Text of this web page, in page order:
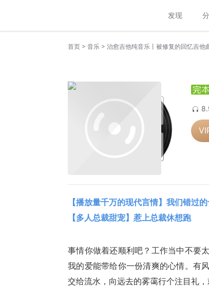
发现
首页 > 音乐 > 治愈吉他纯音乐丨被修复的回忆吉他
【播放量千万的现代言情】我们错过
【多人总裁甜宠】惹上总裁休想跑
事情你做着还顺利吧？工作当中不要
我的爱能带给你一份清爽的心情。有
交给流水，向远去的雾霭行个注目礼